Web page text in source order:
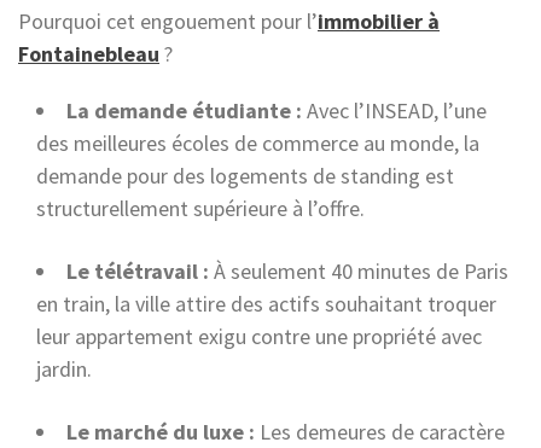
Pourquoi cet engouement pour l’immobilier à
Fontainebleau ?
La demande étudiante : Avec l’INSEAD, l’une
des meilleures écoles de commerce au monde, la
demande pour des logements de standing est
structurellement supérieure à l’offre.
Le télétravail : À seulement 40 minutes de Paris
en train, la ville attire des actifs souhaitant troquer
leur appartement exigu contre une propriété avec
jardin.
Le marché du luxe : Les demeures de caractère